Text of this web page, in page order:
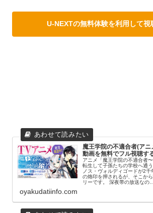
U-NEXTの無料体験を利用して視
魔王学院の不適合者(ア
動画を無料でフル視聴す
アニメ「魔王学院の不適合者
転生して子孫たちの学校へ通
ノス・ヴォルディゴードが2
の烙印を押されるが、そこか
リーです。 深夜帯の放送なの…
oyakudatiinfo.com